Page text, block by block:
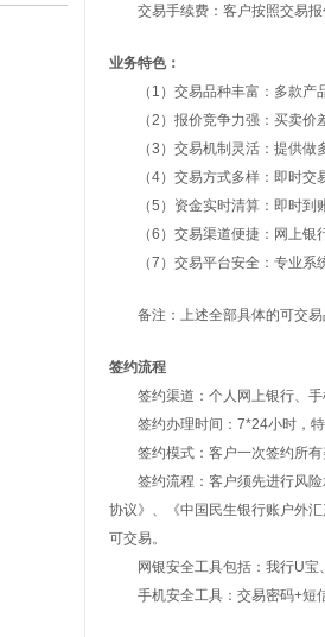
交易手续费：客户按照交易报
业务特色：
（1）交易品种丰富：多款产品
（2）报价竞争力强：买卖价差
（3）交易机制灵活：提供做多
（4）交易方式多样：即时交易
（5）资金实时清算：即时到账
（6）交易渠道便捷：网上银行
（7）交易平台安全：专业系统
备注：上述全部具体的可交易
签约流程
签约渠道：个人网上银行、手
签约办理时间：7*24小时，特
签约模式：客户一次签约所有
签约流程：客户须先进行风险
协议》、《中国民生银行账户外
可交易。
网银安全工具包括：我行U宝、
手机安全工具：交易密码+短